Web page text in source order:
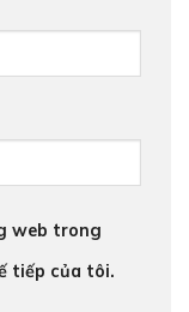
web trong
tiếp của tôi.